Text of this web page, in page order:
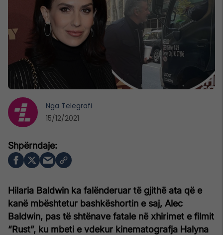
Hilaria Baldwin ka falënderuar të gjithë ata që e
kanë mbështetur bashkëshortin e saj, Alec
Baldwin, pas të shtënave fatale në xhirimet e filmit
“Rust”, ku mbeti e vdekur kinematografja Halyna
Nga Telegrafi
15/12/2021